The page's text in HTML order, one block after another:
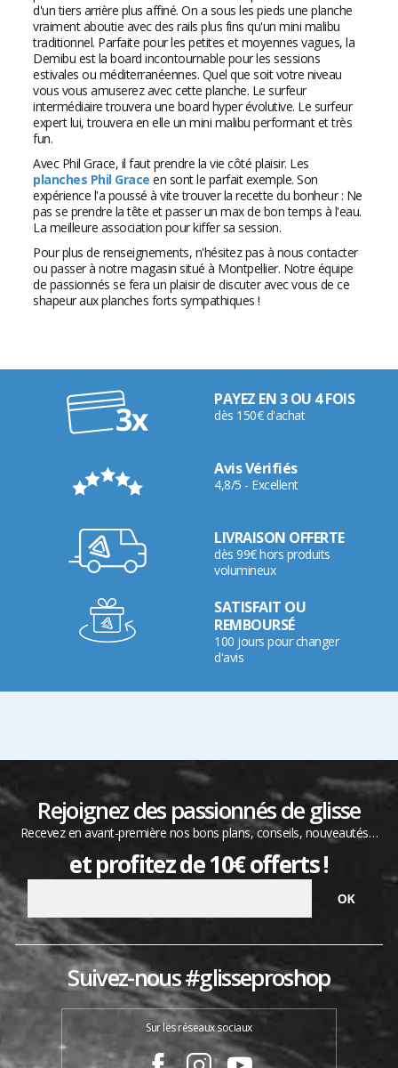
d'un tiers arrière plus affiné. On a sous les pieds une planche
vraiment aboutie avec des rails plus fins qu'un mini malibu
traditionnel. Parfaite pour les petites et moyennes vagues, la
Demibu est la board incontournable pour les sessions
estivales ou méditerranéennes. Quel que soit votre niveau
vous vous amuserez avec cette planche. Le surfeur
intermédiaire trouvera une board hyper évolutive. Le surfeur
expert lui, trouvera en elle un mini malibu performant et très
fun.
Avec Phil Grace, il faut prendre la vie côté plaisir. Les
planches Phil Grace en sont le parfait exemple. Son
expérience l'a poussé à vite trouver la recette du bonheur : Ne
pas se prendre la tête et passer un max de bon temps à l'eau.
La meilleure association pour kiffer sa session.
Pour plus de renseignements, n'hésitez pas à nous contacter
ou passer à notre magasin situé à Montpellier. Notre équipe
de passionnés se fera un plaisir de discuter avec vous de ce
shapeur aux planches forts sympathiques !
PAYEZ EN 3 OU 4 FOIS
dès 150€ d'achat
Avis Vérifiés
4,8/5 - Excellent
LIVRAISON OFFERTE
dès 99€ hors produits
volumineux
SATISFAIT OU
REMBOURSÉ
100 jours pour changer
d'avis
Rejoignez des passionnés de glisse
Recevez en avant-première nos bons plans, conseils, nouveautés…
et profitez de 10€ offerts !
Suivez-nous #glisseproshop
Sur les réseaux sociaux